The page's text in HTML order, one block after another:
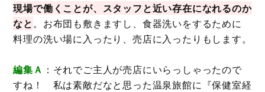
現場で働くことが、スタッフと近い存在になれるのか
なと 。お布団も敷きますし、食器洗いをするために
料理の洗い場に入ったり、売店に入ったりもします。
編集Ａ ：それでご主人が売店にいらっしゃったので
すね！ 私は素敵だなと思った温泉旅館に『保健室経